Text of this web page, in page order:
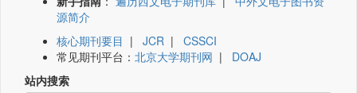
源简介
核心期刊要目 | JCR | CSSCI
常见期刊平台： 北京大学期刊网 | DOAJ
站内搜索